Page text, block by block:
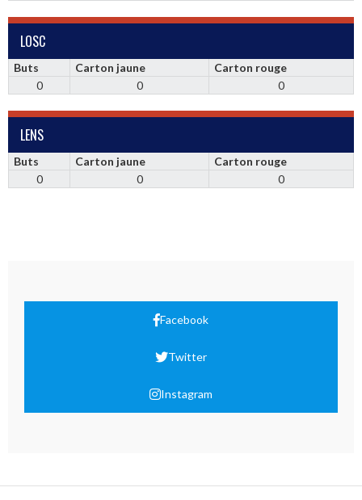
LOSC
Buts Carton jaune
Carton rouge
0
0 0
LENS
Buts Carton jaune
Carton rouge
0
0 0
Facebook
Twitter
Instagram